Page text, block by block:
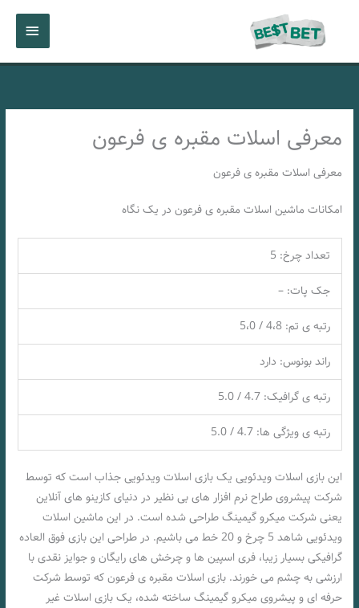
اصلی
معرفی اسلات مقبره ی فرعون
معرفی اسلات مقبره ی فرعون
امکانات ماشین اسلات مقبره ی فرعون در یک نگاه
تعداد چرخ: 5
جک پات: –
رتبه ی تم: 4،8 / 5،0
راند بونوس: دارد
رتبه ی گرافیک: 4.7 / 5.0
رتبه ی ویژگی ها: 4.7 / 5.0
این بازی اسلات ویدئویی یک بازی اسلات ویدئویی جذاب است که توسط
شرکت پیشروی طراح نرم افزار های بی نظیر در دنیای کازینو های آنلاین
یعنی شرکت میکرو گیمینگ طراحی شده است. در این ماشین اسلات
ویدئویی شاهد 5 چرخ و 20 خط می باشیم. در طراحی این بازی فوق العاده
گرافیکی بسیار زیبا، فری اسپین ها و چرخش های رایگان و جوایز نقدی با
ارزشی به چشم می خورند. بازی اسلات مقبره ی فرعون که توسط شرکت
حرفه ای و پیشروی میکرو گیمینگ ساخته شده، یک بازی اسلات غیر